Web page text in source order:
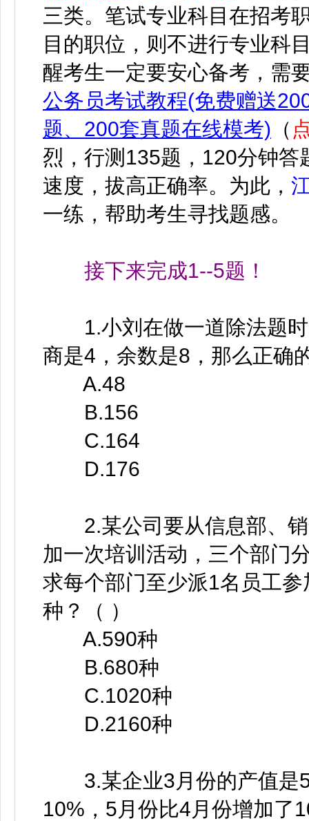
三类。笔试专业科目在招考
目的职位，则不进行专业科
醒考生一定要安心备考，需
公务员考试教程(免费赠送
题、200套真题在线模考) （
烈，行测135题，120分钟答
速度，拔高正确率。为此，
一练，帮助考生寻找题感。
接下来完成1--5题！
1.小刘在做一道除法题时
商是4，余数是8，那么正确
A.48
B.156
C.164
D.176
2.某公司要从信息部、销
加一次培训活动，三个部门
求每个部门至少派1名员工
种？（ ）
A.590种
B.680种
C.1020种
D.2160种
3.某企业3月份的产值是
10%，5月份比4月份增加了